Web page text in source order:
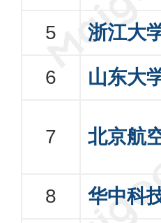
浙江大
山东大
北京航
华中科